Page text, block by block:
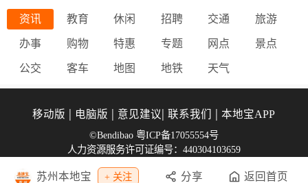
苏州本地宝 + 关注 分享 返回首页
资讯 教育 休闲 招聘 交通 旅游
办事 购物 特惠 专题 网点 景点
公交 客车 地图 地铁 天气
移动版 | 电脑版 | 意见建议|联系我们 |本地宝APP
©Bendibao 粤ICP备17055554号
人力资源服务许可证编号：440304103659